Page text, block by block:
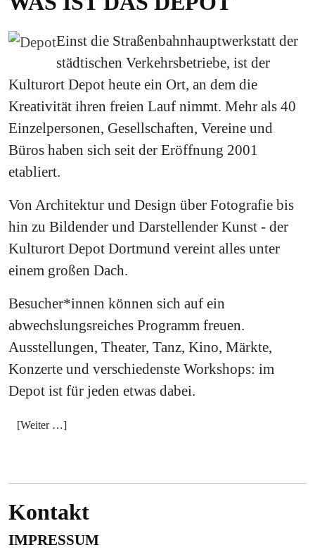
Einst die Straßenbahnhauptwerkstatt der
städtischen Verkehrsbetriebe, ist der
Kulturort Depot heute ein Ort, an dem die
Kreativität ihren freien Lauf nimmt. Mehr als 40
Einzelpersonen, Gesellschaften, Vereine und
Büros haben sich seit der Eröffnung 2001
etabliert.
Von Architektur und Design über Fotografie bis
hin zu Bildender und Darstellender Kunst - der
Kulturort Depot Dortmund vereint alles unter
einem großen Dach.
Besucher*innen können sich auf ein
abwechslungsreiches Programm freuen.
Ausstellungen, Theater, Tanz, Kino, Märkte,
Konzerte und verschiedenste Workshops: im
Depot ist für jeden etwas dabei.
[Weiter …]
Kontakt
IMPRESSUM